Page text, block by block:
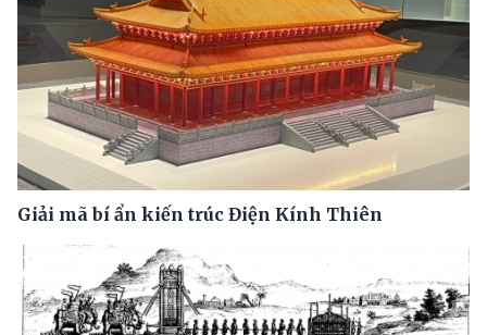
Giải mã bí ẩn kiến trúc Điện Kính Thiên